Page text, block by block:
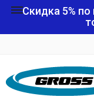
Скидка 5%